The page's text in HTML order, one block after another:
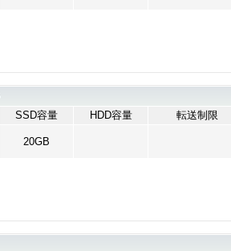
SSD容量 HDD容量 転送制限
20GB